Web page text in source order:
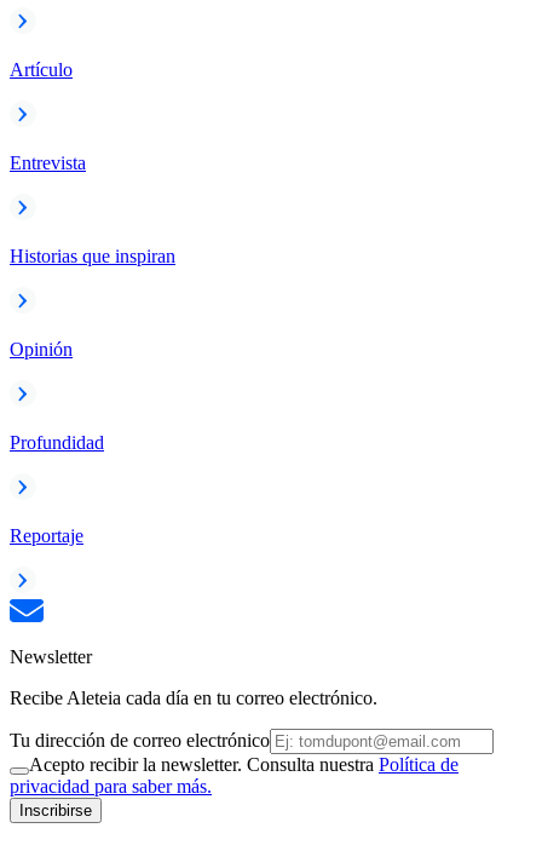
Artículo
Entrevista
Historias que inspiran
Opinión
Profundidad
Reportaje
Newsletter
Recibe Aleteia cada día en tu correo electrónico.
Tu dirección de correo electrónico
Acepto recibir la newsletter. Consulta nuestra Política de
privacidad para saber más.
Inscribirse